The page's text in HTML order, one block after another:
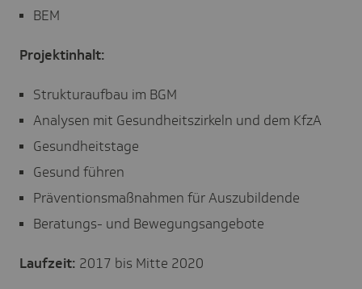
BEM
Projektinhalt:
Strukturaufbau im BGM
Analysen mit Gesundheitszirkeln und dem KfzA
Gesundheitstage
Gesund führen
Präventionsmaßnahmen für Auszubildende
Beratungs- und Bewegungsangebote
Laufzeit: 2017 bis Mitte 2020